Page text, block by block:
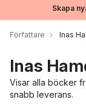
Skapa
Författare Inas
Inas
Visar alla böcker
snabb leverans.